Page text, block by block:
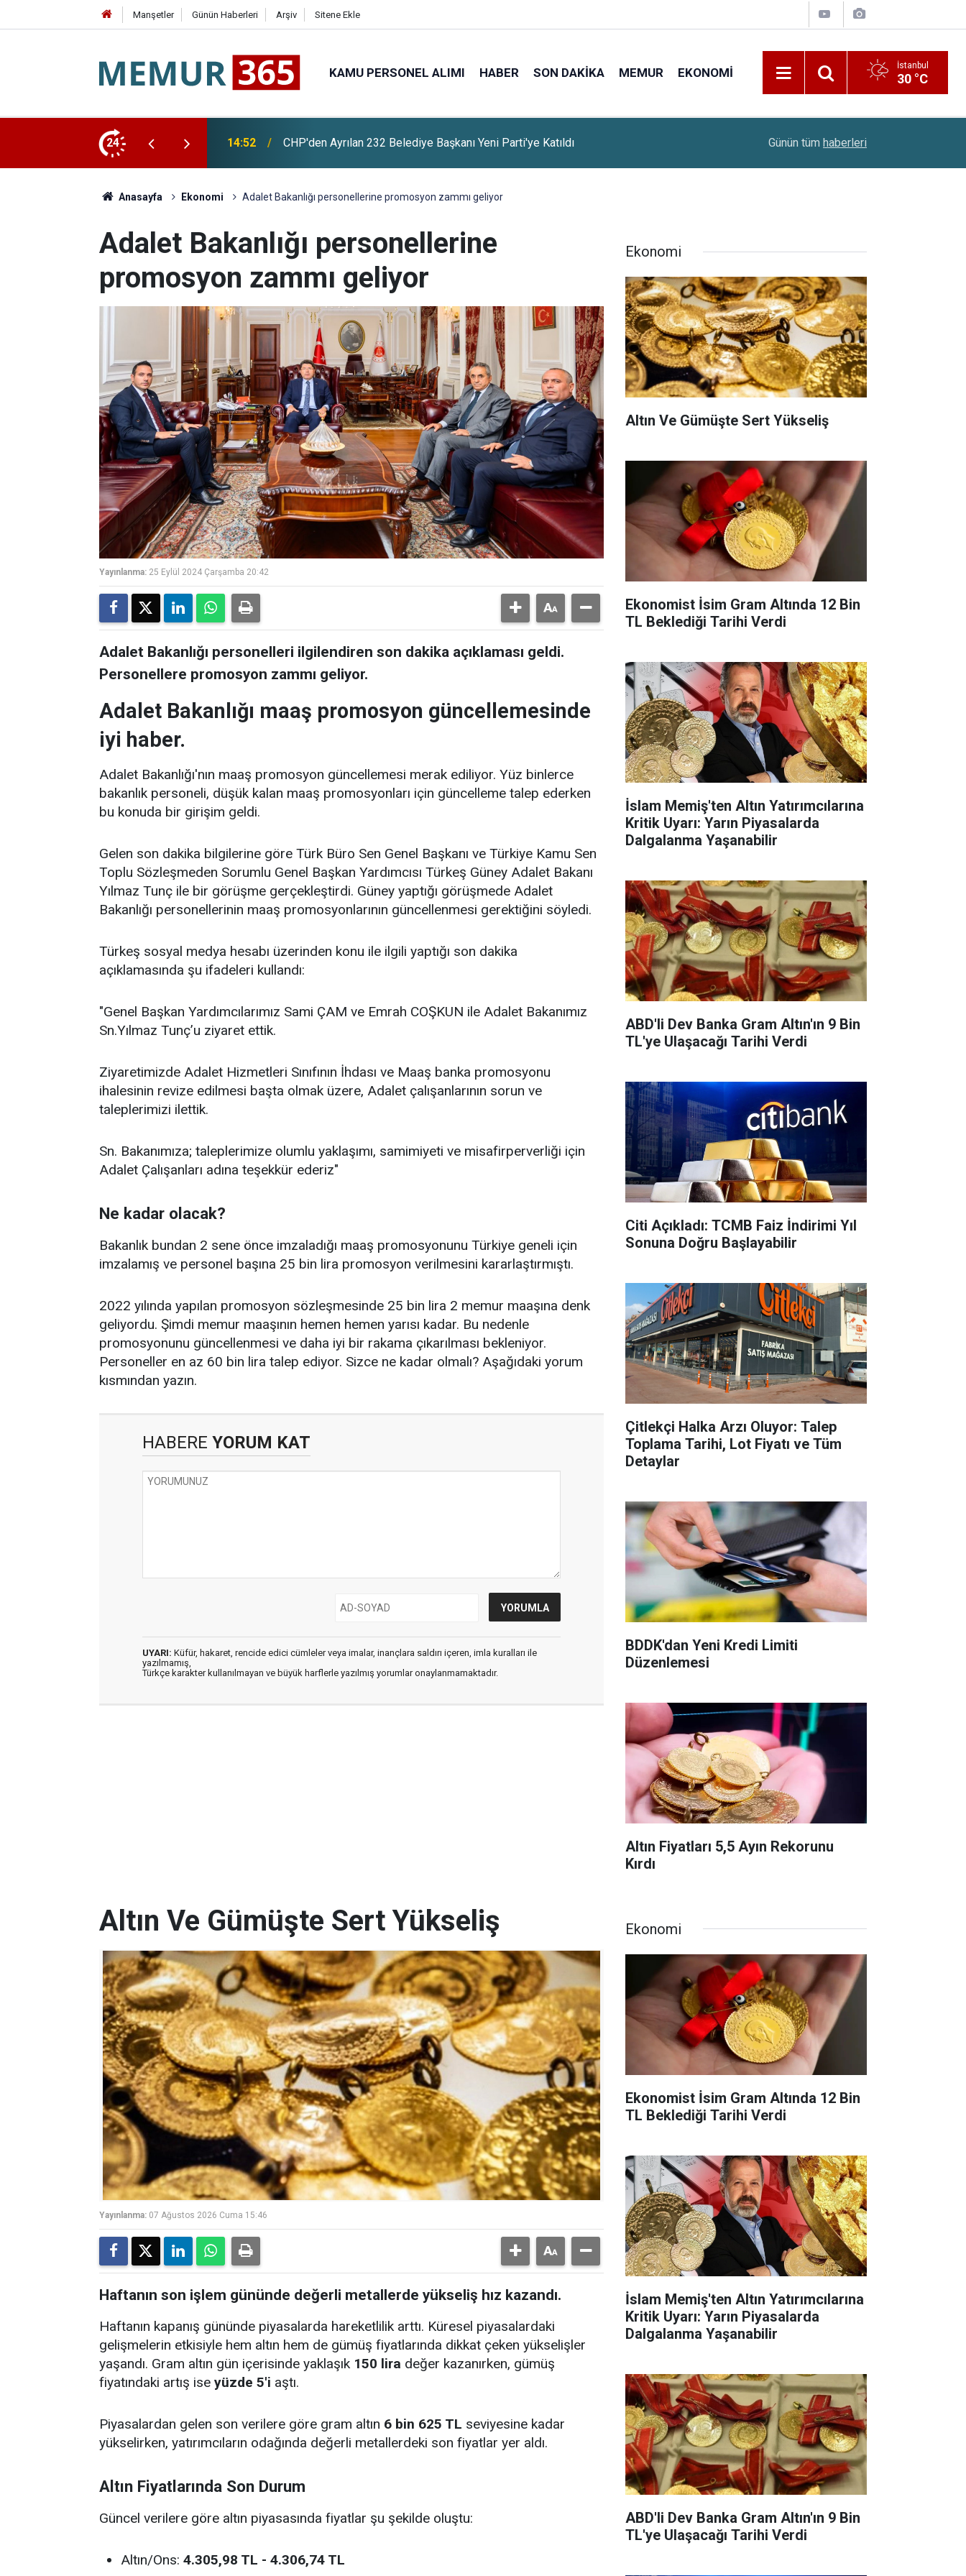
Manşetler Günün Haberleri Arşiv Sitene Ekle
KAMU PERSONEL ALIMI HABER SON DAKIKA MEMUR EKONOMI İstanbul
30 °C
24
Yeni Parti'ye Katıldı 14:26 Türkiye, Suudi Arabistan Ve Pakistan Mekke Anlaşmasını İmzaladı
Bulunuyor"
Günün tüm haberleri
Anasayfa Ekonomi Adalet Bakanlığı personellerine promosyon zammı geliyor
Adalet Bakanlığı personellerine
promosyon zammı geliyor
Yayınlanma: 25 Eylül 2024 Çarşamba 20:42
Adalet Bakanlığı personelleri ilgilendiren son dakika açıklaması geldi.
Personellere promosyon zammı geliyor.
Adalet Bakanlığı maaş promosyon güncellemesinde
iyi haber.
Adalet Bakanlığı'nın maaş promosyon güncellemesi merak ediliyor. Yüz binlerce
bakanlık personeli, düşük kalan maaş promosyonları için güncelleme talep ederken
bu konuda bir girişim geldi.
Gelen son dakika bilgilerine göre Türk Büro Sen Genel Başkanı ve Türkiye Kamu Sen
Toplu Sözleşmeden Sorumlu Genel Başkan Yardımcısı Türkeş Güney Adalet Bakanı
Yılmaz Tunç ile bir görüşme gerçekleştirdi. Güney yaptığı görüşmede Adalet
Bakanlığı personellerinin maaş promosyonlarının güncellenmesi gerektiğini söyledi.
Türkeş sosyal medya hesabı üzerinden konu ile ilgili yaptığı son dakika
açıklamasında şu ifadeleri kullandı:
"Genel Başkan Yardımcılarımız Sami ÇAM ve Emrah COŞKUN ile Adalet Bakanımız
Sn.Yılmaz Tunç’u ziyaret ettik.
Ziyaretimizde Adalet Hizmetleri Sınıfının İhdası ve Maaş banka promosyonu
ihalesinin revize edilmesi başta olmak üzere, Adalet çalışanlarının sorun ve
taleplerimizi ilettik.
Sn. Bakanımıza; taleplerimize olumlu yaklaşımı, samimiyeti ve misafirperverliği için
Adalet Çalışanları adına teşekkür ederiz"
Ne kadar olacak?
Bakanlık bundan 2 sene önce imzaladığı maaş promosyonunu Türkiye geneli için
imzalamış ve personel başına 25 bin lira promosyon verilmesini kararlaştırmıştı.
2022 yılında yapılan promosyon sözleşmesinde 25 bin lira 2 memur maaşına denk
geliyordu. Şimdi memur maaşının hemen hemen yarısı kadar. Bu nedenle
promosyonunu güncellenmesi ve daha iyi bir rakama çıkarılması bekleniyor.
Personeller en az 60 bin lira talep ediyor. Sizce ne kadar olmalı? Aşağıdaki yorum
kısmından yazın.
HABERE YORUM KAT
UYARI: Küfür, hakaret, rencide edici cümleler veya imalar, inançlara saldırı içeren, imla kuralları ile
yazılmamış,
Türkçe karakter kullanılmayan ve büyük harflerle yazılmış yorumlar onaylanmamaktadır.
Ekonomi
Altın Ve Gümüşte Sert Yükseliş
Ekonomist İsim Gram Altında 12 Bin
TL Beklediği Tarihi Verdi
İslam Memiş'ten Altın Yatırımcılarına
Kritik Uyarı: Yarın Piyasalarda
Dalgalanma Yaşanabilir
ABD'li Dev Banka Gram Altın'ın 9 Bin
TL'ye Ulaşacağı Tarihi Verdi
Citi Açıkladı: TCMB Faiz İndirimi Yıl
Sonuna Doğru Başlayabilir
Çitlekçi Halka Arzı Oluyor: Talep
Toplama Tarihi, Lot Fiyatı ve Tüm
Detaylar
BDDK'dan Yeni Kredi Limiti
Düzenlemesi
Altın Fiyatları 5,5 Ayın Rekorunu
Kırdı
Altın Ve Gümüşte Sert Yükseliş
Yayınlanma: 07 Ağustos 2026 Cuma 15:46
Haftanın son işlem gününde değerli metallerde yükseliş hız kazandı.
Haftanın kapanış gününde piyasalarda hareketlilik arttı. Küresel piyasalardaki
gelişmelerin etkisiyle hem altın hem de gümüş fiyatlarında dikkat çeken yükselişler
yaşandı. Gram altın gün içerisinde yaklaşık 150 lira değer kazanırken, gümüş
fiyatındaki artış ise yüzde 5'i aştı.
Piyasalardan gelen son verilere göre gram altın 6 bin 625 TL seviyesine kadar
yükselirken, yatırımcıların odağında değerli metallerdeki son fiyatlar yer aldı.
Altın Fiyatlarında Son Durum
Güncel verilere göre altın piyasasında fiyatlar şu şekilde oluştu:
Altın/Ons: 4.305,98 TL - 4.306,74 TL
Ekonomi
Ekonomist İsim Gram Altında 12 Bin
TL Beklediği Tarihi Verdi
İslam Memiş'ten Altın Yatırımcılarına
Kritik Uyarı: Yarın Piyasalarda
Dalgalanma Yaşanabilir
ABD'li Dev Banka Gram Altın'ın 9 Bin
TL'ye Ulaşacağı Tarihi Verdi